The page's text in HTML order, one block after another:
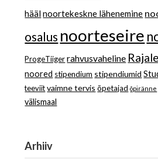
häälnoortekeskne lähenemine
osalus noorteseire
ProgeTiiger rahvusvaheline
noored stipendium stipendiumid
teeviit vaimne tervis õpetajad õpiränne
välismaal
Arhiiv